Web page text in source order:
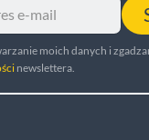
moich danych i
newslettera.